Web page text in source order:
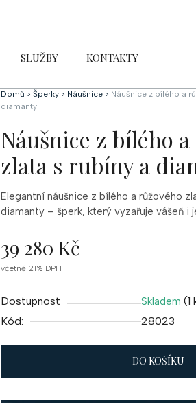
SLUŽBY KONTAKTY
Domů > Šperky > Náušnice > Náušnice z bílého a
diamanty
Náušnice z bílého
zlata s rubíny a
Elegantní náušnice z bílého a růžového
diamanty – šperk, který vyzařuje vášeň i
39 280 Kč
Měrná
včetně 21% DPH
Dostupnost Skladem (1
Kód:
28023
DO KOŠÍKU